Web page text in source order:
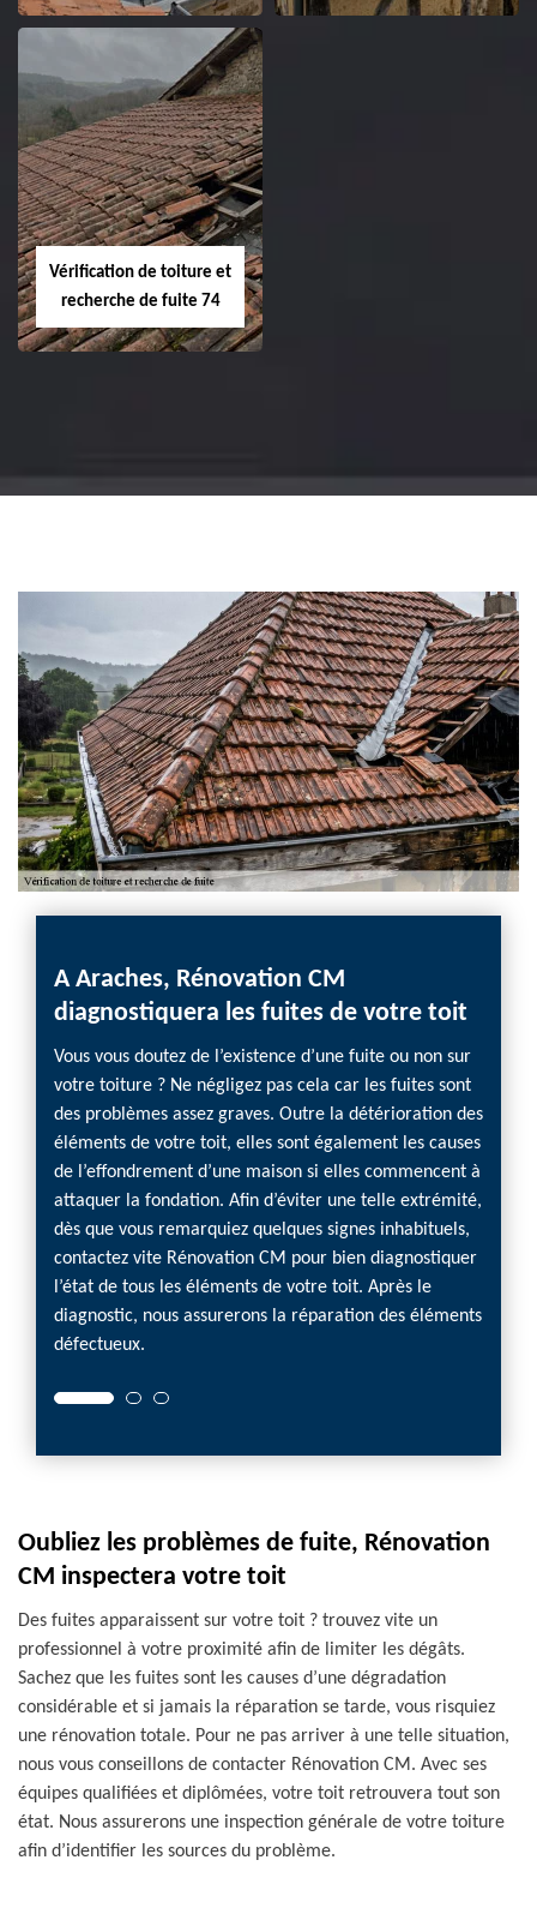
Vérification de toiture et
recherche de fuite 74
A Araches, Rénovation CM
diagnostiquera les fuites de votre toit
Vous vous doutez de l’existence d’une fuite ou non sur
votre toiture ? Ne négligez pas cela car les fuites sont
des problèmes assez graves. Outre la détérioration des
éléments de votre toit, elles sont également les causes
de l’effondrement d’une maison si elles commencent à
attaquer la fondation. Afin d’éviter une telle extrémité,
dès que vous remarquiez quelques signes inhabituels,
contactez vite Rénovation CM pour bien diagnostiquer
l’état de tous les éléments de votre toit. Après le
diagnostic, nous assurerons la réparation des éléments
défectueux.
Oubliez les problèmes de fuite, Rénovation
CM inspectera votre toit
Des fuites apparaissent sur votre toit ? trouvez vite un
professionnel à votre proximité afin de limiter les dégâts.
Sachez que les fuites sont les causes d’une dégradation
considérable et si jamais la réparation se tarde, vous risquiez
une rénovation totale. Pour ne pas arriver à une telle situation,
nous vous conseillons de contacter Rénovation CM. Avec ses
équipes qualifiées et diplômées, votre toit retrouvera tout son
état. Nous assurerons une inspection générale de votre toiture
afin d’identifier les sources du problème.